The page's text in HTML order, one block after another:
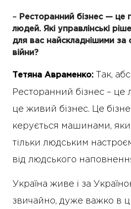
– Ресторанний бізнес — це
людей. Які управлінські
для вас найскладнішими за
війни?
Тетяна Авраменко: Так,
Ресторанний бізнес – це
це живий бізнес. Це
керується машинами,
тільки людським
від людського
Україна живе і за
звичайно, дуже важко в